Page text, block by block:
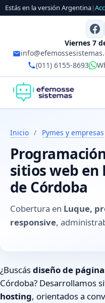
Estás en la versión Argentina|
Viernes 7
(011) 6155-8693
Inicio / Pymes y empresas
sitios web en
de Córdoba
Cobertura en Luque,
responsive,
¿Buscásdiseño de
Córdoba? Desarrollamos
hosting, orientados a